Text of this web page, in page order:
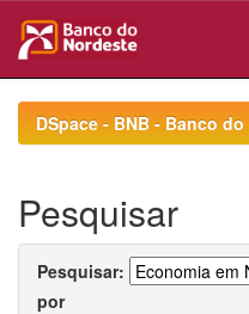
navigationDSpace - BNB - Banco
Pesquisar
Pesquisar:
por